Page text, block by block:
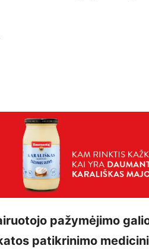
pažymėjimo
patikrinimo